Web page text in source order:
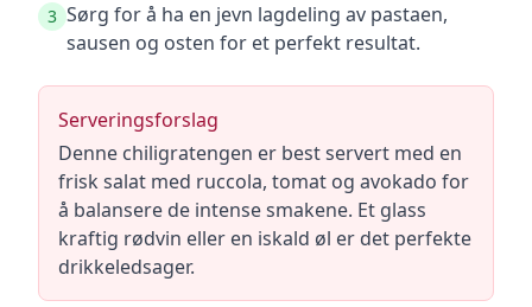
3 Sørg for å ha en jevn lagdeling av pastaen,
sausen og osten for et perfekt resultat.
Serveringsforslag
Denne chiligratengen er best servert med en
frisk salat med ruccola, tomat og avokado for
å balansere de intense smakene. Et glass
kraftig rødvin eller en iskald øl er det perfekte
drikkeledsager.